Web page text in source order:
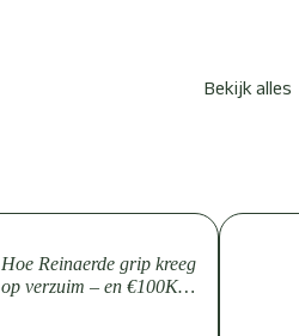
Bekijk alles
Hoe Reinaerde grip kreeg
op verzuim – en €100K+